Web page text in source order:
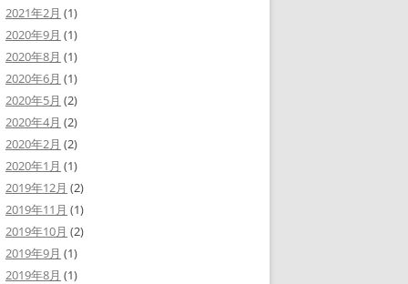
2021年2月 (1)
2020年9月 (1)
2020年8月 (1)
2020年6月 (1)
2020年5月 (2)
2020年4月 (2)
2020年2月 (2)
2020年1月 (1)
2019年12月 (2)
2019年11月 (1)
2019年10月 (2)
2019年9月 (1)
2019年8月 (1)